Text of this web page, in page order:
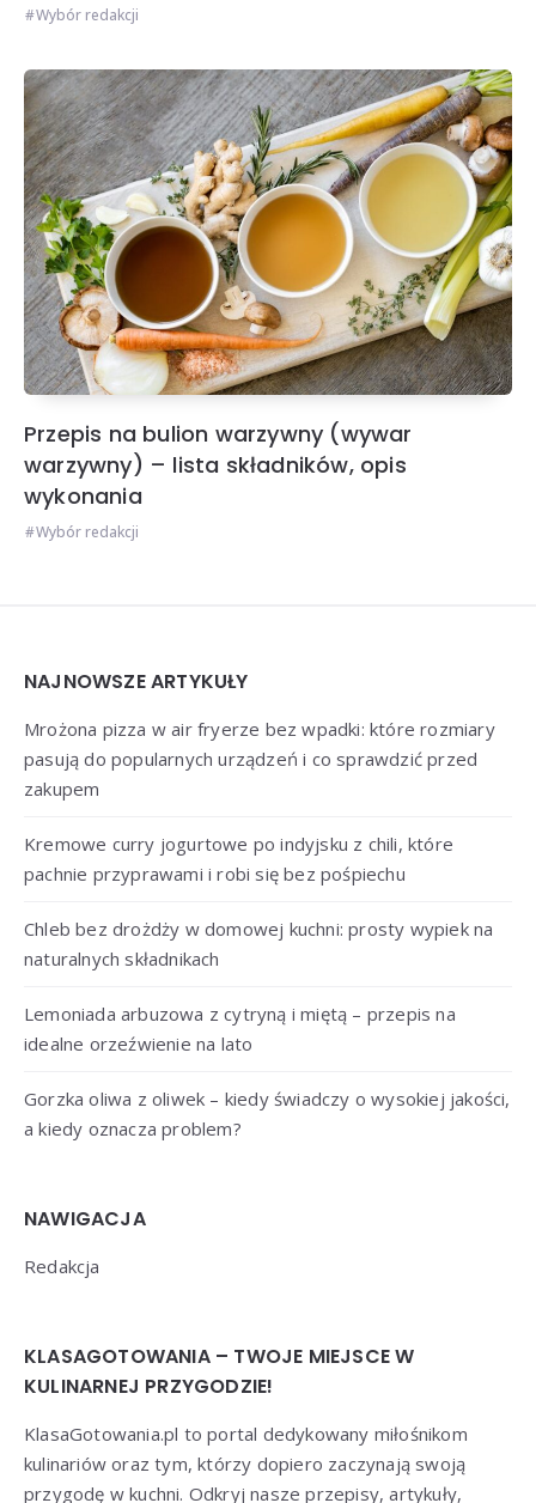
Wybór redakcji
Przepis na bulion warzywny (wywar
warzywny) – lista składników, opis
wykonania
Wybór redakcji
Widgets
NAJNOWSZE ARTYKUŁY
Mrożona pizza w air fryerze bez wpadki: które rozmiary
pasują do popularnych urządzeń i co sprawdzić przed
zakupem
Kremowe curry jogurtowe po indyjsku z chili, które
pachnie przyprawami i robi się bez pośpiechu
Chleb bez drożdży w domowej kuchni: prosty wypiek na
naturalnych składnikach
Lemoniada arbuzowa z cytryną i miętą – przepis na
idealne orzeźwienie na lato
Gorzka oliwa z oliwek – kiedy świadczy o wysokiej jakości,
a kiedy oznacza problem?
NAWIGACJA
Redakcja
KLASAGOTOWANIA – TWOJE MIEJSCE W
KULINARNEJ PRZYGODZIE!
KlasaGotowania.pl to portal dedykowany miłośnikom
kulinariów oraz tym, którzy dopiero zaczynają swoją
przygodę w kuchni. Odkryj nasze przepisy, artykuły,